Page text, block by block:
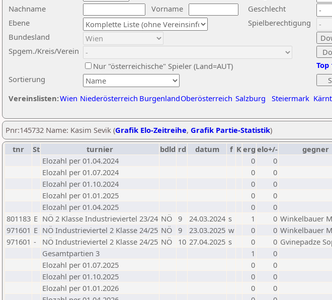
Nachname
Vorname
Ebene
Sortierung
Bundesland
Spgem./Kreis/Verein
Geschlecht
Nur "österreichische" Spieler (Land=AUT)
Spielberechtigung
Vereinslisten:Wien Niederösterreich BurgenlandOberösterreich Salzburg Steiermark
Top
Pnr:145732 Name: Kasim Sevik (Grafik Elo-Zeitreihe, Grafik Partie-Statistik)
tnr
St turnier bdld rd datum f Kerg elo+/- gegner
Elozahl per 01.04.2024
0
0
Elozahl per 01.07.2024
0
0
Elozahl per 01.10.2024
0
0
Elozahl per 01.01.2025
0
0
Elozahl per 01.04.2025
0
0
801183 E NÖ 2 Klasse Industrieviertel 23/24 NÖ 9 24.03.2024 s 1 0 Winkelbauer
971601 E NÖ Industrieviertel 2 Klasse 24/25 NÖ 9 23.03.2025 w 0 0 Winkelbauer
971601 - NÖ Industrieviertel 2 Klasse 24/25 NÖ 10 27.04.2025 s 0 0 Gvinepadze
Gesamtpartien 3
1
0
Elozahl per 01.07.2025
0
0
Elozahl per 01.10.2025
0
0
Elozahl per 01.01.2026
0
0